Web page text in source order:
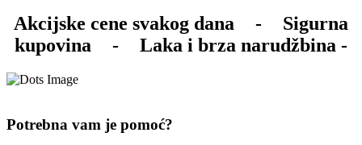
Akcijske cene svakog dana -
Sigurna
kupovina
- Laka i brza narudžbina -
Potrebna vam je pomoć?